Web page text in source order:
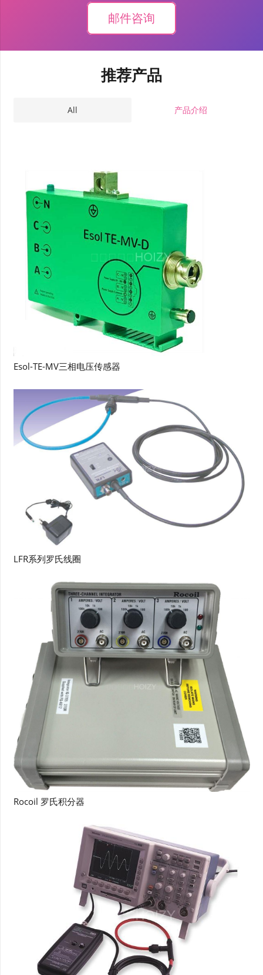
邮件咨询
推荐产品
All 产品介绍
Esol-TE-MV三相电压传感器
LFR系列罗氏线圈
Rocoil 罗氏积分器